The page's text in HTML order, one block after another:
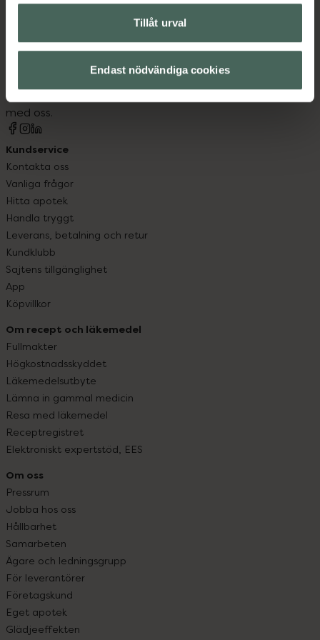
Tillåt urval
Endast nödvändiga cookies
Kronans Apotek finns här för dig. Du hittar oss från Skåne i
datorn. Oavsett vem du är så är det vårt uppdrag att
hjälpa just dig att må lite bättre. Välkommen att prata
med oss.
Kundservice
Kontakta oss
Vanliga frågor
Hitta apotek
Handla tryggt
Leverans, betalning och retur
Kundklubb
Sajtens tillgänglighet
App
Köpvillkor
Om recept och läkemedel
Fullmakter
Högkostnadsskyddet
Läkemedelsutbyte
Lämna in gammal medicin
Resa med läkemedel
Receptregistret
Elektroniskt expertstöd, EES
Om oss
Pressrum
Jobba hos oss
Hållbarhet
Samarbeten
Ägare och ledningsgrupp
För leverantörer
Företagskund
Eget apotek
Glädjeeffekten